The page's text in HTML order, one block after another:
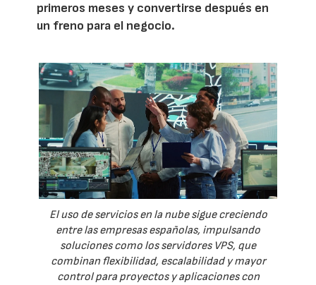
primeros meses y convertirse después en
un freno para el negocio.
El uso de servicios en la nube sigue creciendo
entre las empresas españolas, impulsando
soluciones como los servidores VPS, que
combinan flexibilidad, escalabilidad y mayor
control para proyectos y aplicaciones con